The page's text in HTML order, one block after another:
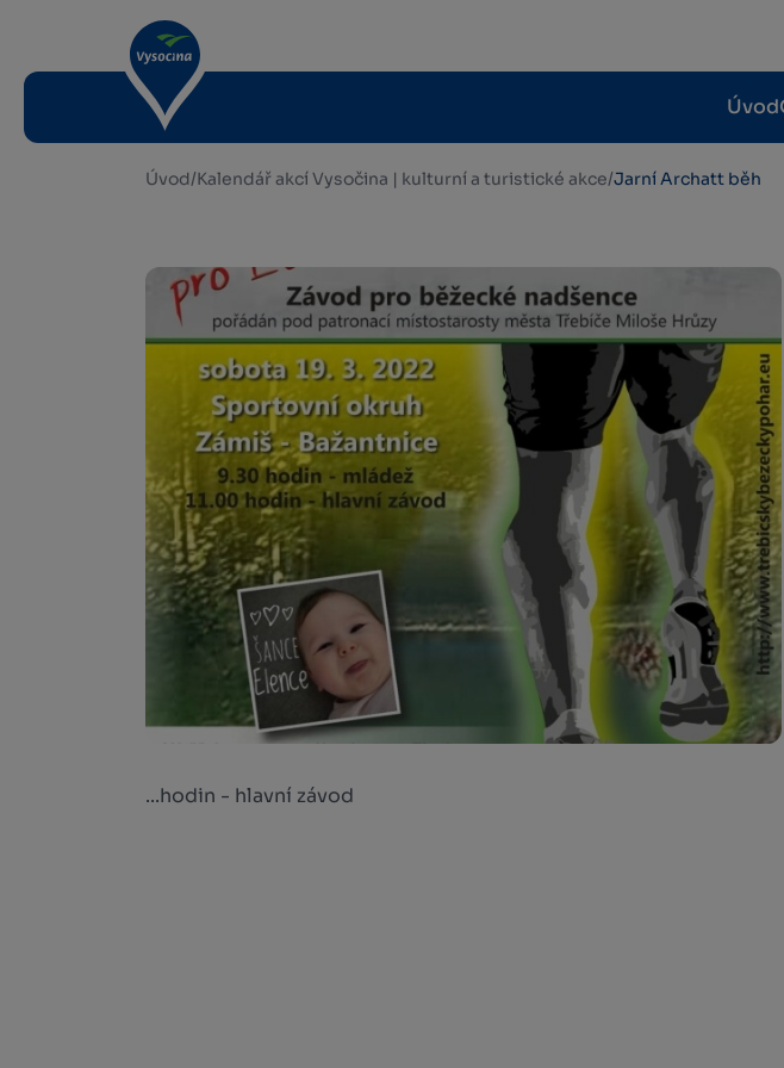
Úvod
Úvod/Kalendář akcí Vysočina | kulturní a turistické akce/Jarní Archatt běh
...hodin - hlavní závod